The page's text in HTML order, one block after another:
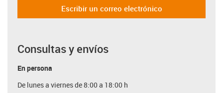
Escribir un correo electrónico
Consultas y envíos
En persona
De lunes a viernes de 8:00 a 18:00 h